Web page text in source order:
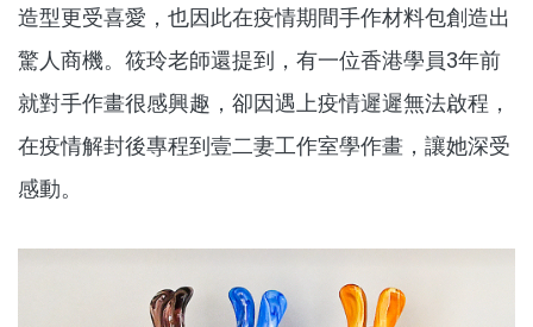
造型更受喜愛，也因此在疫情期間手作材料包創造出
驚人商機。筱玲老師還提到，有一位香港學員3年前
就對手作畫很感興趣，卻因遇上疫情遲遲無法啟程，
在疫情解封後專程到壹二妻工作室學作畫，讓她深受
感動。